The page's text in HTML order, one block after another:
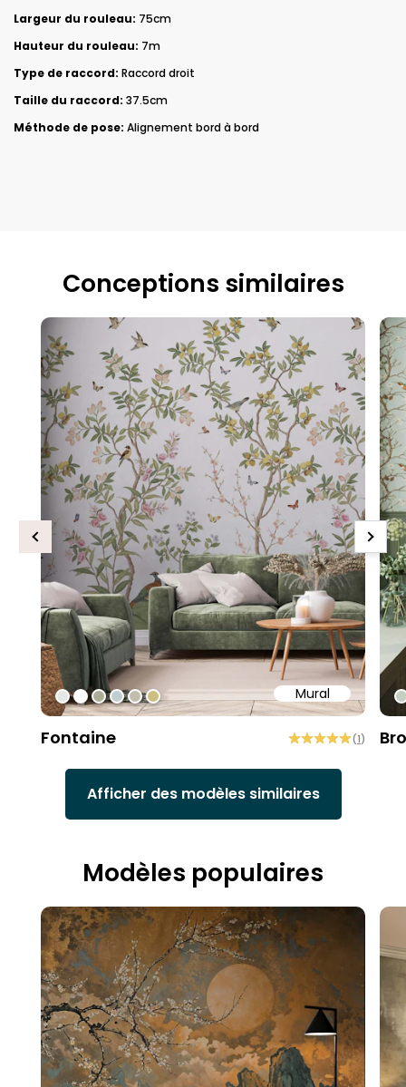
Largeur du rouleau: 75cm
Hauteur du rouleau: 7m
Type de raccord: Raccord droit
Taille du raccord: 37.5cm
Méthode de pose: Alignement bord à bord
Conceptions similaires
Mural
#e6e6e6
#ffffff
#abae95
#c0ced1
#c4bdac
#cebe81
Fontaine (1)
Previous Next
Afficher des modèles similaires
Modèles populaires